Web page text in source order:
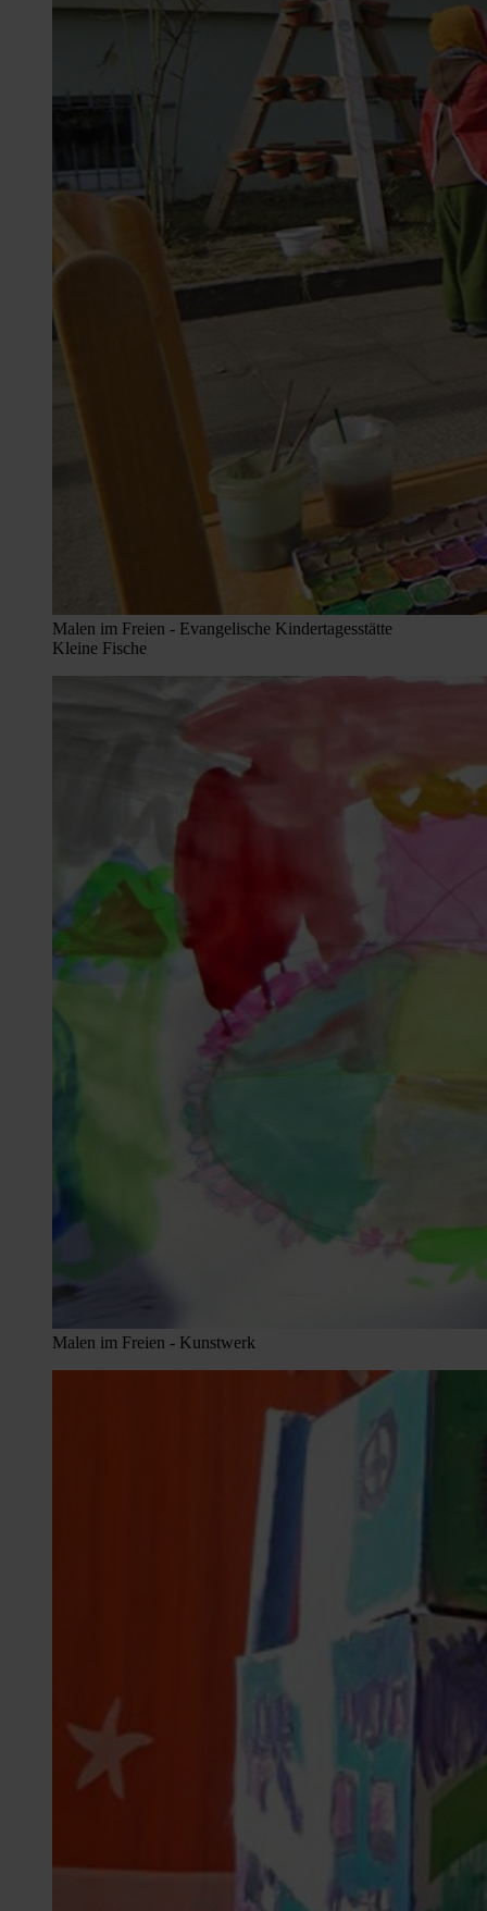
Malen im Freien - Evangelische Kindertagesstätte
Kleine Fische
Malen im Freien - Kunstwerk